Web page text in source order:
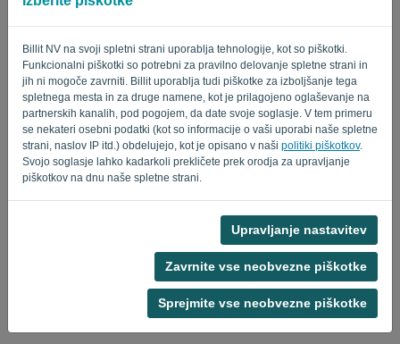
Billit NV na svoji spletni strani uporablja tehnologije, kot so piškotki.
Funkcionalni piškotki so potrebni za pravilno delovanje spletne strani in
jih ni mogoče zavrniti. Billit uporablja tudi piškotke za izboljšanje tega
spletnega mesta in za druge namene, kot je prilagojeno oglaševanje na
partnerskih kanalih, pod pogojem, da date svoje soglasje. V tem primeru
se nekateri osebni podatki (kot so informacije o vaši uporabi naše spletne
strani, naslov IP itd.) obdelujejo, kot je opisano v naši politiki piškotkov.
Svojo soglasje lahko kadarkoli prekličete prek orodja za upravljanje
piškotkov na dnu naše spletne strani.
Upravljanje nastavitev
Zavrnite vse neobvezne piškotke
Sprejmite vse neobvezne piškotke
Spomni me Pozabljeno geslo?
PRIJAVA
Pogoji in določila